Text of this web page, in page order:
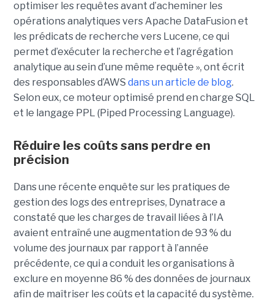
optimiser les requêtes avant d’acheminer les
opérations analytiques vers Apache DataFusion et
les prédicats de recherche vers Lucene, ce qui
permet d’exécuter la recherche et l’agrégation
analytique au sein d’une même requête », ont écrit
des responsables d’AWS dans un article de blog.
Selon eux, ce moteur optimisé prend en charge SQL
et le langage PPL (Piped Processing Language).
Réduire les coûts sans perdre en
précision
Dans une récente enquête sur les pratiques de
gestion des logs des entreprises, Dynatrace a
constaté que les charges de travail liées à l’IA
avaient entraîné une augmentation de 93 % du
volume des journaux par rapport à l’année
précédente, ce qui a conduit les organisations à
exclure en moyenne 86 % des données de journaux
afin de maîtriser les coûts et la capacité du système.